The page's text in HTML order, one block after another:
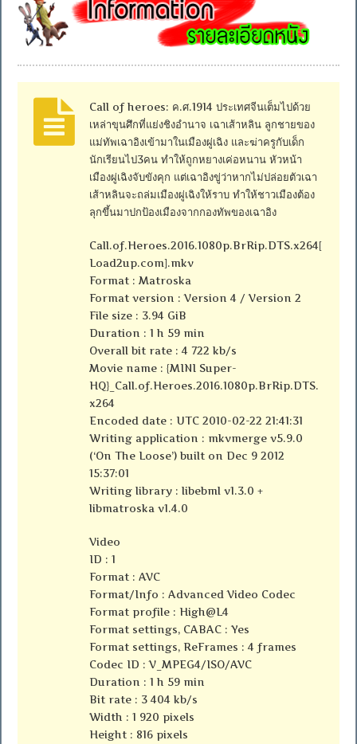
Call of heroes: ค.ศ.1914 ประเทศจีนเต็มไปด้วย
เหล่าขุนศึกที่แย่งชิงอำนาจ เฉาเส้าหลิน ลูกชายของ
แม่ทัพเฉาอิงเข้ามาในเมืองผู่เฉิง และฆ่าครูกับเด็ก
นักเรียนไป3คน ทำให้ถูกหยางเค่อหนาน หัวหน้า
เมืองผู่เฉิงจับขังคุก แต่เฉาอิงขู่ว่าหากไม่ปล่อยตัวเฉา
เส้าหลินจะถล่มเมืองผู่เฉิงให้ราบ ทำให้ชาวเมืองต้อง
ลุกขึ้นมาปกป้องเมืองจากกองทัพของเฉาอิง
Call.of.Heroes.2016.1080p.BrRip.DTS.x264[
Load2up.com].mkv
Format : Matroska
Format version : Version 4 / Version 2
File size : 3.94 GiB
Duration : 1 h 59 min
Overall bit rate : 4 722 kb/s
Movie name : {MINI Super-
HQ}_Call.of.Heroes.2016.1080p.BrRip.DTS.
x264
Encoded date : UTC 2010-02-22 21:41:31
Writing application : mkvmerge v5.9.0
(‘On The Loose’) built on Dec 9 2012
15:37:01
Writing library : libebml v1.3.0 +
libmatroska v1.4.0
Video
ID : 1
Format : AVC
Format/Info : Advanced Video Codec
Format profile : High@L4
Format settings, CABAC : Yes
Format settings, ReFrames : 4 frames
Codec ID : V_MPEG4/ISO/AVC
Duration : 1 h 59 min
Bit rate : 3 404 kb/s
Width : 1 920 pixels
Height : 816 pixels